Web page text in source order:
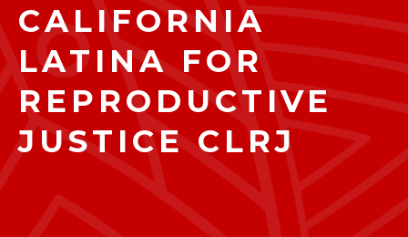
CALIFORNIA
LATINA FOR
REPRODUCTIVE
JUSTICE CLRJ